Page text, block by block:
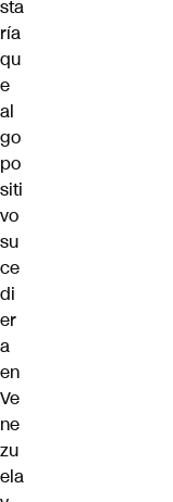
sta
ría
qu
e
al
go
po
siti
vo
su
ce
di
er
a
en
Ve
ne
zu
ela